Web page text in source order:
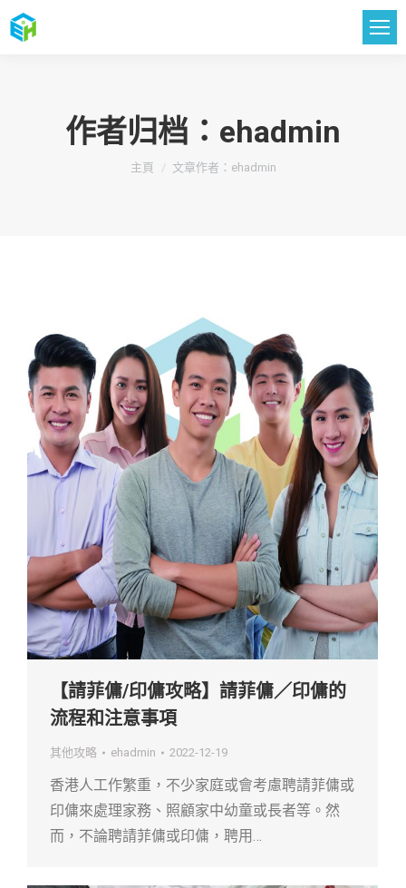
作者归档： ehadmin
您在這裡：
主頁 文章作者：ehadmin
【請菲傭/印傭攻略】請菲傭／印傭的
流程和注意事項
其他攻略 ehadmin 2022-12-19
香港人工作繁重，不少家庭或會考慮聘請菲傭或
印傭來處理家務、照顧家中幼童或長者等。然
而，不論聘請菲傭或印傭，聘用…